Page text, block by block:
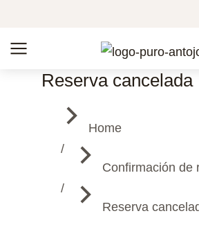
Reserva cancelada
You are here:
Home
Confirmación de
Reserva